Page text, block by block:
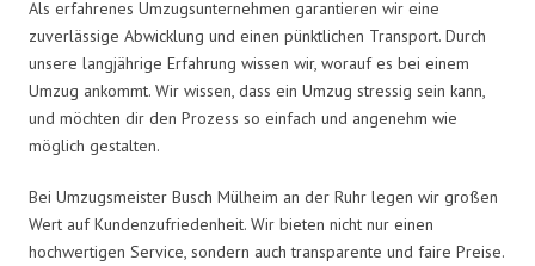
Als erfahrenes Umzugsunternehmen garantieren wir eine
zuverlässige Abwicklung und einen pünktlichen Transport. Durch
unsere langjährige Erfahrung wissen wir, worauf es bei einem
Umzug ankommt. Wir wissen, dass ein Umzug stressig sein kann,
und möchten dir den Prozess so einfach und angenehm wie
möglich gestalten.
Bei Umzugsmeister Busch Mülheim an der Ruhr legen wir großen
Wert auf Kundenzufriedenheit. Wir bieten nicht nur einen
hochwertigen Service, sondern auch transparente und faire Preise.